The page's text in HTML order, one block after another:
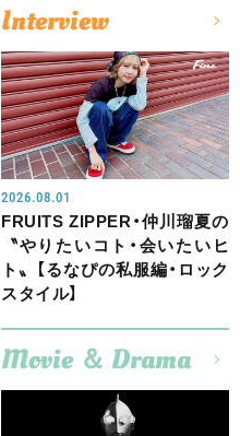
Interview
2026.08.01
FRUITS ZIPPER・仲川瑠夏の
〝やりたいコト・会いたいヒ
ト〟【るなぴの私服編・ロック
スタイル】
Movie ＆ Drama